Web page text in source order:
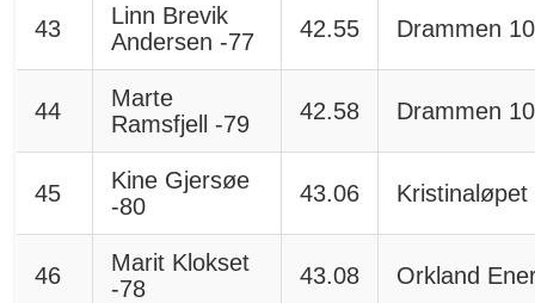
43
Linn Brevik
Andersen -77
42.55 Drammen
44
Marte
Ramsfjell -79
42.58 Drammen
45
Kine Gjersøe
-80
43.06 Kristinaløpet
46
Marit Klokset
-78
43.08 Orkland